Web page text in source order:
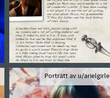
Porträtt av u/arielgirle